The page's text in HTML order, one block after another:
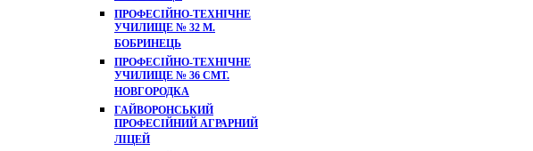
ПРОФЕСІЙНО-ТЕХНІЧНЕ
УЧИЛИЩЕ № 32 М.
БОБРИНЕЦЬ
ПРОФЕСІЙНО-ТЕХНІЧНЕ
УЧИЛИЩЕ № 36 СМТ.
НОВГОРОДКА
ГАЙВОРОНСЬКИЙ
ПРОФЕСІЙНИЙ АГРАРНИЙ
ЛІЦЕЙ